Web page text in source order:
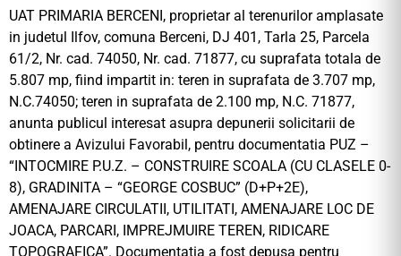
UAT PRIMARIA BERCENI, proprietar al terenurilor amplasate
in judetul Ilfov, comuna Berceni, DJ 401, Tarla 25, Parcela
61/2, Nr. cad. 74050, Nr. cad. 71877, cu suprafata totala de
5.807 mp, fiind impartit in: teren in suprafata de 3.707 mp,
N.C.74050; teren in suprafata de 2.100 mp, N.C. 71877,
anunta publicul interesat asupra depunerii solicitarii de
obtinere a Avizului Favorabil, pentru documentatia PUZ –
“INTOCMIRE P.U.Z. – CONSTRUIRE SCOALA (CU CLASELE 0-
8), GRADINITA – “GEORGE COSBUC” (D+P+2E),
AMENAJARE CIRCULATII, UTILITATI, AMENAJARE LOC DE
JOACA, PARCARI, IMPREJMUIRE TEREN, RIDICARE
TOPOGRAFICA”. Documentatia a fost depusa pentru